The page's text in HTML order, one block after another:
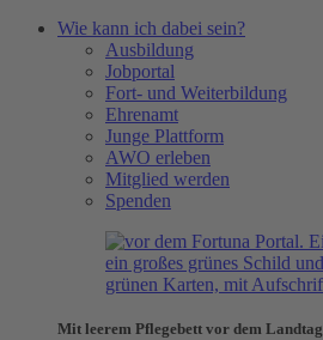
Wie kann ich dabei sein?
Ausbildung
Jobportal
Fort- und Weiterbildung
Ehrenamt
Junge Plattform
AWO erleben
Mitglied werden
Spenden
Mit leerem Pflegebett vor dem Landtag